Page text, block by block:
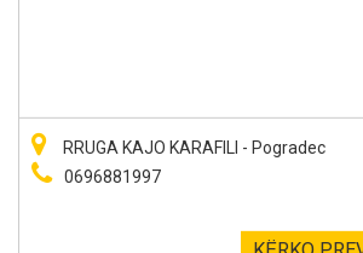
RRUGA KAJO KARAFILI - Pogradec
0696881997